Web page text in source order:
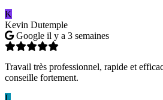
K
Kevin Dutemple
Google il y a 3 semaines
Travail très professionnel, rapide et
conseille fortement.